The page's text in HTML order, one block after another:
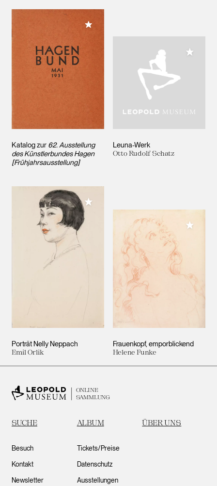
Katalog zur 62. Ausstellung
des Künstlerbundes Hagen
[Frühjahrsausstellung]
Meiner Sammlung hinzufügen
Leuna-Werk
Otto Rudolf Schatz
Meiner
Porträt Nelly Neppach
Emil Orlik
Meiner Sammlung hinzufügen
Frauenkopf, emporblickend
Helene Funke
Meiner
ONLINE
SAMMLUNG
SUCHE ALBUM ÜBER UNS
Besuch
Kontakt
Newsletter
Tickets/Preise
Datenschutz
Ausstellungen